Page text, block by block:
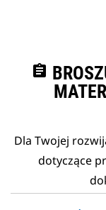
assignment
Dla Twojej
dotyczące